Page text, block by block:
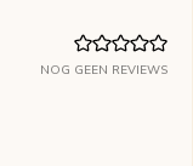
NOG GEEN REVIEWS